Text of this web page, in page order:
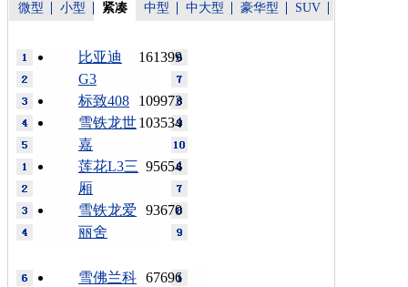
微型 小型 紧凑 中型 中大型 豪华型 SUV
161399
比亚迪
G3
109973
标致408
103534
雪铁龙世
嘉
95654
莲花L3三
厢
93670
雪铁龙爱
丽舍
67696
雪佛兰科